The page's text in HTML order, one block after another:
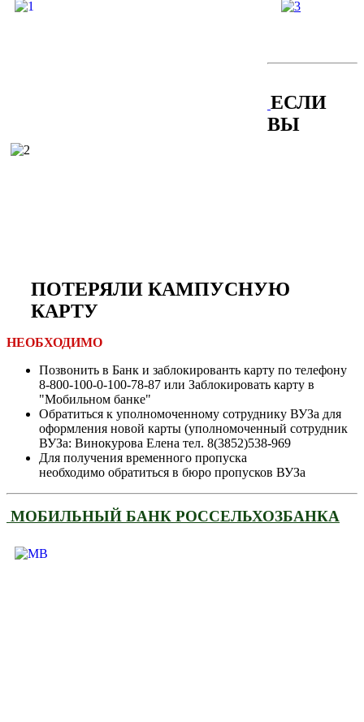
ЕСЛИ
ВЫ
ПОТЕРЯЛИ КАМПУСНУЮ
КАРТУ
НЕОБХОДИМО
Позвонить в Банк и заблокированть карту по телефону
8-800-100-0-100-78-87 или Заблокировать карту в
"Мобильном банке"
Обратиться к уполномоченному сотруднику ВУЗа для
оформления новой карты (уполномоченный сотрудник
ВУЗа: Винокурова Елена тел. 8(3852)538-969
Для получения временного пропуска
необходимо обратиться в бюро пропусков ВУЗа
МОБИЛЬНЫЙ БАНК РОССЕЛЬХОЗБАНКА